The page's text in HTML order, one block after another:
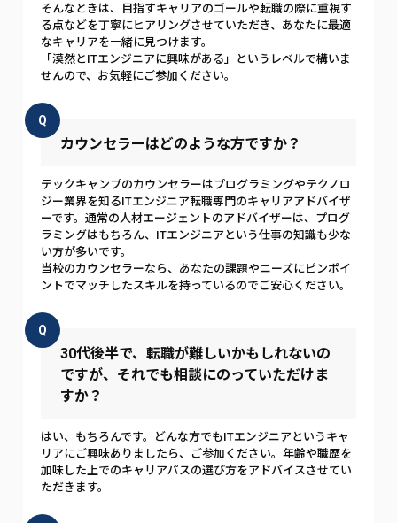
そんなときは、目指すキャリアのゴールや転職の際に重視す
る点などを丁寧にヒアリングさせていただき、あなたに最適
なキャリアを一緒に見つけます。
「漠然とITエンジニアに興味がある」というレベルで構いま
せんので、お気軽にご参加ください。
Q
カウンセラーはどのような方ですか？
テックキャンプのカウンセラーはプログラミングやテクノロ
ジー業界を知るITエンジニア転職専門のキャリアアドバイザ
ーです。通常の人材エージェントのアドバイザーは、プログ
ラミングはもちろん、ITエンジニアという仕事の知識も少な
い方が多いです。
当校のカウンセラーなら、あなたの課題やニーズにピンポイ
ントでマッチしたスキルを持っているのでご安心ください。
Q
30代後半で、転職が難しいかもしれないの
ですが、それでも相談にのっていただけま
すか？
はい、もちろんです。どんな方でもITエンジニアというキャ
リアにご興味ありましたら、ご参加ください。年齢や職歴を
加味した上でのキャリアパスの選び方をアドバイスさせてい
ただきます。